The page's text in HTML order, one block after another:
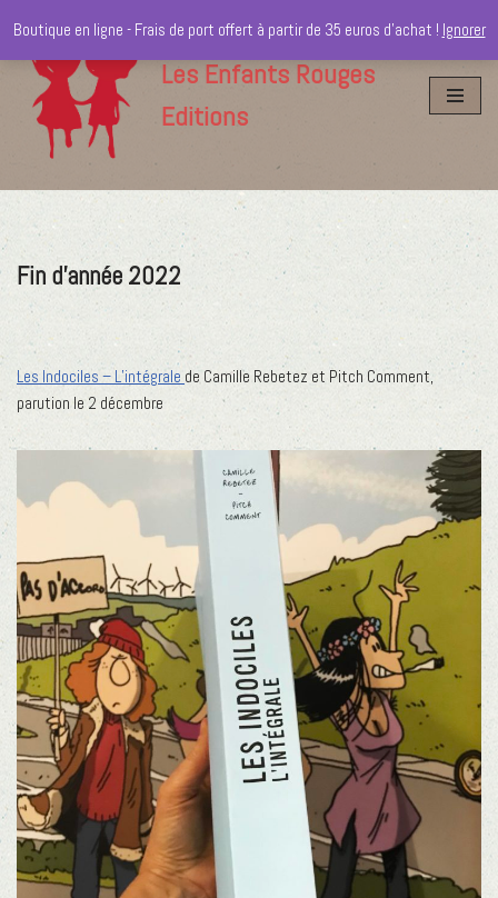
Aller
contenu
Les Enfants Rouges
Editions
Fin d’année 2022
Les Indociles – L’intégrale de Camille Rebetez et Pitch Comment,
parution le 2 décembre
Boutique en ligne - Frais de port offert à partir de 35 euros d'achat ! Ignorer